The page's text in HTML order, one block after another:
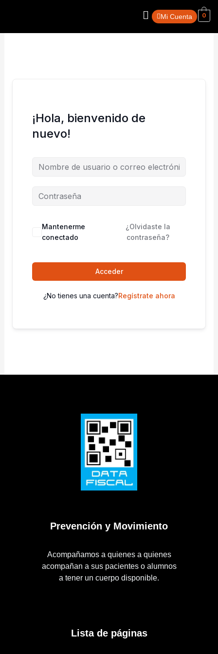
MenúMi Cuenta 0
¡Hola, bienvenido de
nuevo!
Mantenerme
conectado
¿Olvidaste la
contraseña?
Acceder
¿No tienes una cuenta?Regístrate ahora
Prevención y Movimiento
Acompañamos a quienes a quienes
acompañan a sus pacientes o alumnos
a tener un cuerpo disponible.
Lista de páginas